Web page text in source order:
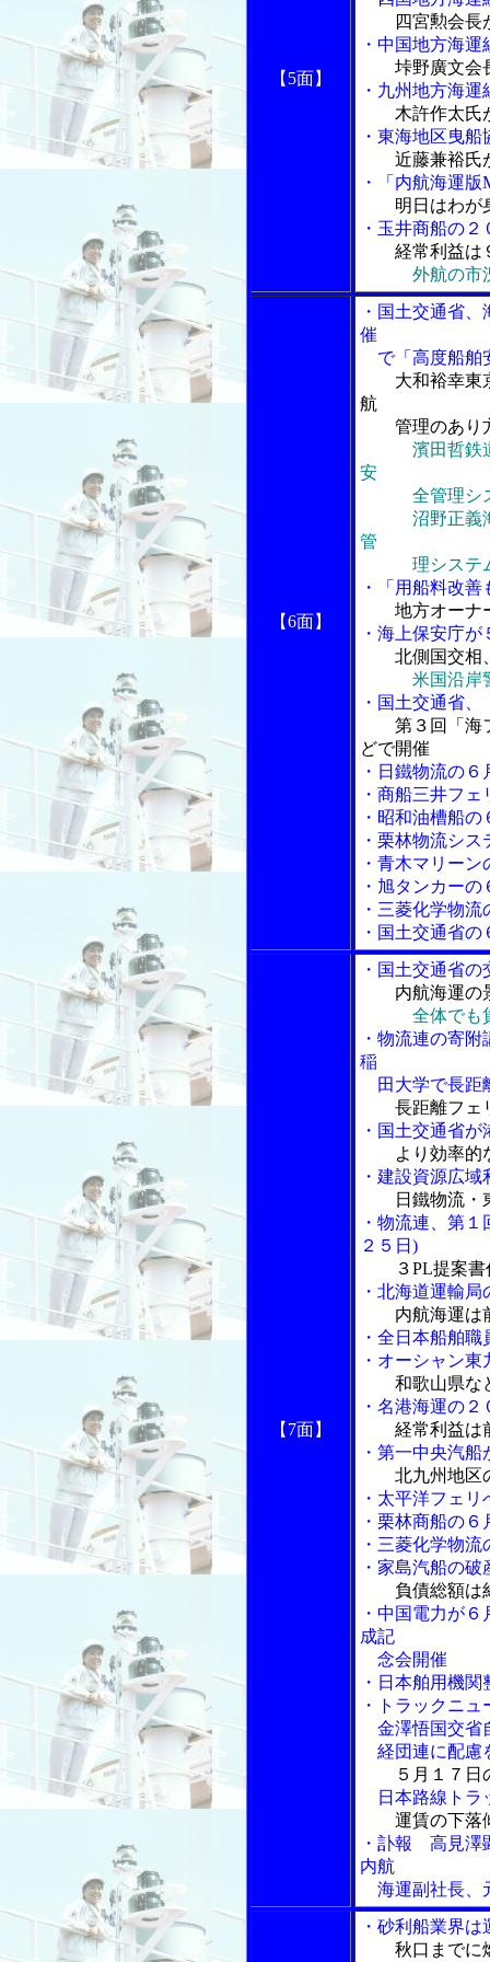
【5面】
四宮勲会長
・中国地方海
垰野廣文会
・九州地方海
木許作太氏
・東海地区曳
近藤兼裕氏
・「内航海運
明日はわが
・玉井商船の
経常利益は
外航の市
【6面】
・国土交通省
催
で「高度船舶
大和裕幸東
航
管理のあり方
濱田哲鉄
安
全管理シス
沼野正義海技
管
理システム
・「用船料改
地方オーナ
・海上保安庁
北側国交相
米国沿岸
・国土交通省
第３回「海
どで開催
・日鐵物流の
・商船三井フ
・昭和油槽船
・栗林物流シ
・青木マリー
・旭タンカー
・三菱化学物
・国土交通省
【7面】
・国土交通省
内航海運の
全体でも
・物流連の寄
稲
田大学で長距
長距離フェ
・国土交通省
より効率的
・建設資源広
日鐵物流・
・物流連、第
２５日)
３PL提案
・北海道運輸
内航海運は
・全日本船舶
・オーシャン
和歌山県な
・名港海運の
経常利益は
・第一中央汽
北九州地区
・太平洋フェ
・栗林商船の
・三菱化学物
・家島汽船の
負債総額は
・中国電力が
成記
念会開催
・日本舶用機
・トラックニュ
金澤悟国交省
経団連に配慮
５月１７
日本路線トラ
運賃の下落
・訃報 高見澤
内航
海運副社長、
・砂利船業界
秋口までに